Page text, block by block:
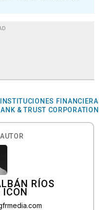
& TRUST CORPORATION
RÍOS